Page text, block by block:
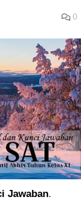
0
Jawaban.